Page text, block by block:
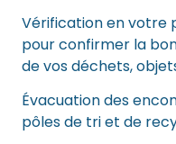
Vérification en votre
pour confirmer la
de vos déchets,
Évacuation des
pôles de tri et de